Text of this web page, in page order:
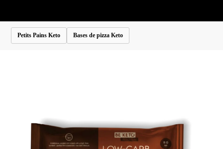
Petits Pains Keto Bases de pizza Keto